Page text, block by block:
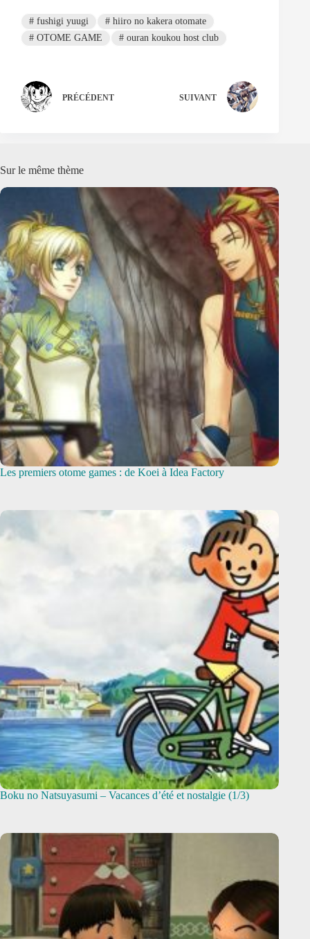
#fushigi yuugi #hiiro no kakera otomate
#OTOME GAME #ouran koukou host club
PRÉCÉDENT SUIVANT
Sur le même thème
Les premiers otome games : de Koei à Idea Factory
Boku no Natsuyasumi – Vacances d’été et nostalgie (1/3)